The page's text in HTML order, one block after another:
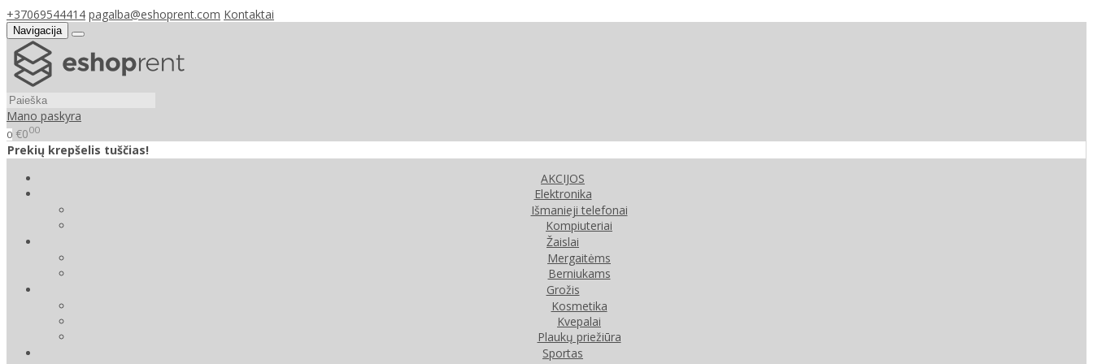
+37069544414 pagalba@eshoprent.com Kontaktai
Navigacija
Mano paskyra
0 €000
Prekių krepšelis tuščias!
AKCIJOS
Elektronika
Išmanieji telefonai
Kompiuteriai
Žaislai
Mergaitėms
Berniukams
Grožis
Kosmetika
Kvepalai
Plaukų priežiūra
Sportas